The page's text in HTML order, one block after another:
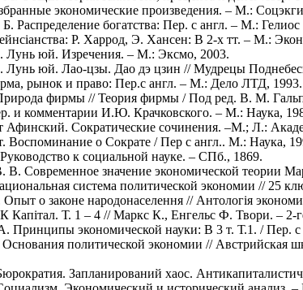
экономические произведения. – М.:
Распределение богатства: Пер. с англ. – М.:
Р. Харрод, Э. Хансен: В 2-х тт. – М.:
Лунь юй. Изречения. – М.: Эксмо, 2003.
Лунь юй. Лао-цзы. Дао дэ цзин // Мудрецы
рынок и право: Пер.с англ. – М.: Дело ЛТД, 1993.
фирмы // Теория фирмы / Под ред. В. М.
и комментарии И.Ю. Крачковского. – М.: Наука,
Афинский. Сократические сочинения. –М.; Л.:
Воспоминание о Сократе / Пер с англ.. М.: Наука,
к социальной науке. – СПб., 1869.
В. Современное значение экономической теории
система политической экономии // 25
Опыт о законе народонаселення // Антологія
Капітал. Т. 1 – 4 // Маркс К., Енгельс Ф. Твори. – 2-
Принципы экономической науки: В 3 т. Т.1. / Пер. с
политической экономии // Австрийская
Запланирований хаос.